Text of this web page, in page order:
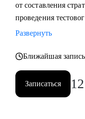
от составления
проведения
Развернуть
Ближайшая запись
Записаться